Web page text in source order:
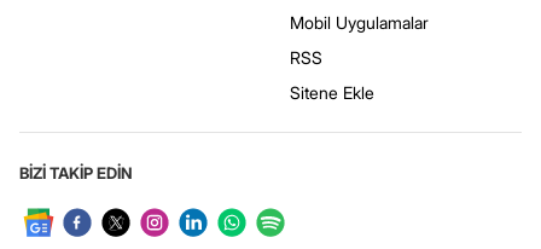
Mobil Uygulamalar
RSS
Sitene Ekle
BİZİ TAKİP EDİN